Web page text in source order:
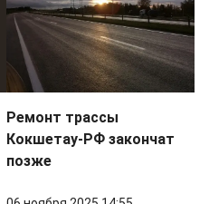
Ремонт трассы
Кокшетау-РФ закончат
позже